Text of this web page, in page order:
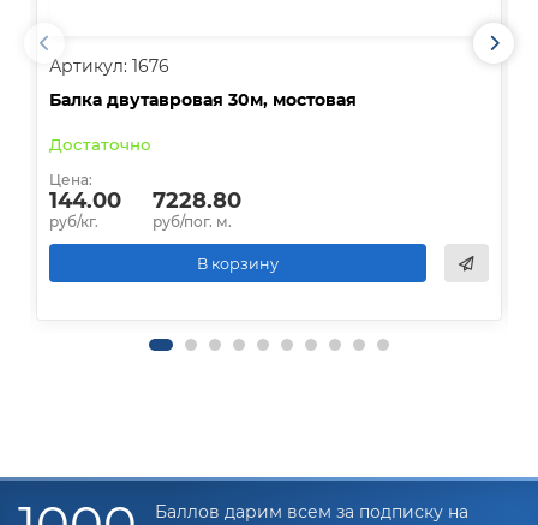
Артикул: 1676
Балка двутавровая 30м, мостовая
Достаточно
Цена:
144.00
руб/кг.
7228.80
руб/пог. м.
В корзину
Баллов дарим всем за подписку на